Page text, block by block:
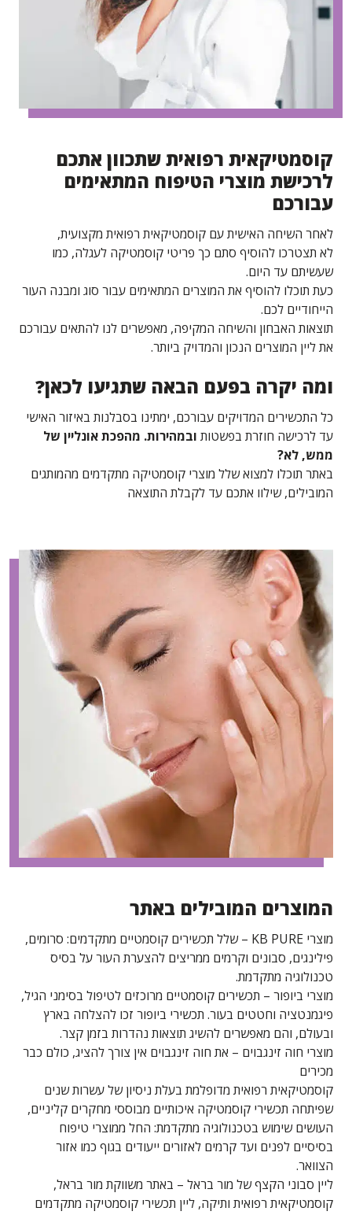
קוסמטיקאית רפואית שתכוון אתכם
לרכישת מוצרי הטיפוח המתאימים
עבורכם
לאחר השיחה האישית עם קוסמטיקאית רפואית מקצועית,
לא תצטרכו להוסיף סתם כך פריטי קוסמטיקה לעגלה, כמו
שעשיתם עד היום.
כעת תוכלו להוסיף את המוצרים המתאימים עבור סוג ומבנה העור
הייחודיים לכם.
תוצאות האבחון והשיחה המקיפה, מאפשרים לנו להתאים עבורכם
את ליין המוצרים הנכון והמדויק ביותר.
ומה יקרה בפעם הבאה שתגיעו לכאן?
כל התכשירים המדויקים עבורכם, ימתינו בסבלנות באיזור האישי
עד לרכישה חוזרת בפשטות ובמהירות. מהפכת אונליין של
ממש, לא?
באתר תוכלו למצוא שלל מוצרי קוסמטיקה מתקדמים מהמותגים
המובילים, שילוו אתכם עד לקבלת התוצאה
המוצרים המובילים באתר
מוצרי KB PURE – שלל תכשירים קוסמטיים מתקדמים: סרומים,
פילינגים, סבונים וקרמים ממריצים להצערת העור על בסיס
טכנולוגיה מתקדמת.
מוצרי ביופור – תכשירים קוסמטיים מרוכזים לטיפול בסימני הגיל,
פיגמנטציה וחטטים בעור. תכשירי ביופור זכו להצלחה בארץ
ובעולם, והם מאפשרים להשיג תוצאות נהדרות בזמן קצר.
מוצרי חוה זינגבוים – את חוה זינגבוים אין צורך להציג, כולם כבר
מכירים
קוסמטיקאית רפואית מדופלמת בעלת ניסיון של עשרות שנים
שפיתחה תכשירי קוסמטיקה איכותיים מבוססי מחקרים קליניים,
העושים שימוש בטכנולוגיה מתקדמת: החל ממוצרי טיפוח
בסיסיים לפנים ועד קרמים לאזורים ייעודים בגוף כמו אזור
הצוואר.
ליין סבוני הקצף של מור בראל – באתר משווקת מור בראל,
קוסמטיקאית רפואית ותיקה, ליין תכשירי קוסמטיקה מתקדמים